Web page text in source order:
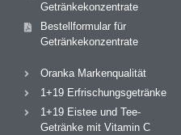
Getränkekonzentrate
Bestellformular für
Getränkekonzentrate
Oranka Markenqualität
1+19 Erfrischungsgetränke
1+19 Eistee und Tee-
Getränke mit Vitamin C